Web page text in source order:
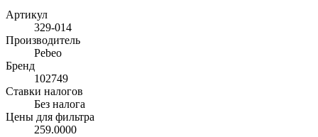
Артикул
329-014
Производитель
Pebeo
Бренд
102749
Ставки налогов
Без налога
Цены для фильтра
259.0000